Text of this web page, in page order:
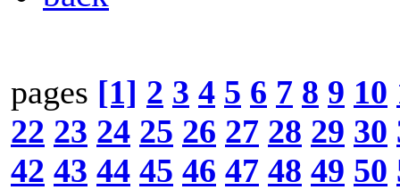
pages [1] 2 3 4 5 6 7 8 9 10
22 23 24 25 26 27 28 29 30
42 43 44 45 46 47 48 49 50